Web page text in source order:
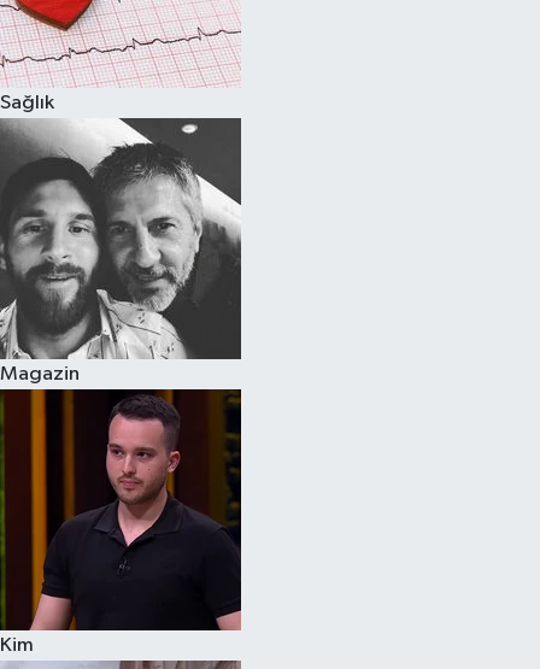
Sağlık
Magazin
Kim
Spor
Çocuk
Eğitim
Hava Durumu
Kadın
Kim kimdir?
Kültür Sanat
Sağlık
Siyaset
Teknoloji